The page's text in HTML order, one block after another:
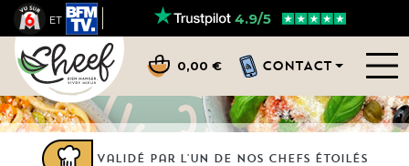
ET 4.9/5
0,00 € CONTACT
Validé par l'un de nos chefs étoilés